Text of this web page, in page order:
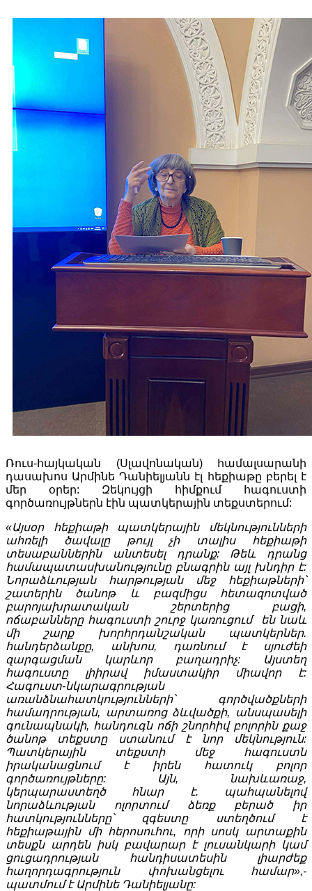
Ռուս-հայկական (Սլավոնական) համալսարանի
դասախոս Արմինե Դանիելյանն էլ հեքիաթը բերել է
մեր օրեր: Զեկույցի հիմքում հագուստի
գործառույթներն էին պատկերային տեքստերում:
«Այսօր հեքիաթի պատկերային մեկնությունների
ահռելի ծավալը թույլ չի տալիս հեքիաթի
տեսաբաններին անտեսել դրանք: Թեև դրանց
համապատասխանությունը բնագրին այլ խնդիր է:
Նորաձևության հարթության մեջ հեքիաթների՝
շատերին ծանոթ և բազմիցս հետազոտված
բարոյախրատական շերտերից բացի,
ոճաբանները հագուստի շուրջ կառուցում են նաև
մի շարք խորհրդանշական պատկերներ.
հանդերձանքը, անխոս, դառնում է սյուժեի
զարգացման կարևոր բաղադրիչ: Այստեղ
հագուստը լիիրավ իմաստակիր միավոր է:
Հագուստ-նկարագրության
առանձնահատկությունների՝ գործվածքների
համադրության, արտառոց ձևվածքի, անսպասելի
գունապնակի, հանդուգն ոճի շնորհիվ բոլորին քաջ
ծանոթ տեքստը ստանում է նոր մեկնություն:
Պատկերային տեքստի մեջ հագուստն
իրականացնում է իրեն հատուկ բոլոր
գործառույթները: Այն, նախևառաջ,
կերպարաստեղծ հնար է. պահպանելով
նորաձևության ոլորտում ձեռք բերած իր
հատկությունները՝ զգեստը ստեղծում է
հեքիաթային մի հերոսուհու, որի սոսկ արտաքին
տեսքն արդեն իսկ բավարար է լուսանկարի կամ
ցուցադրության հանդիսատեսին լիարժեք
հաղորդագրություն փոխանցելու համար»,-
պատմում է Արմինե Դանիելյանը: